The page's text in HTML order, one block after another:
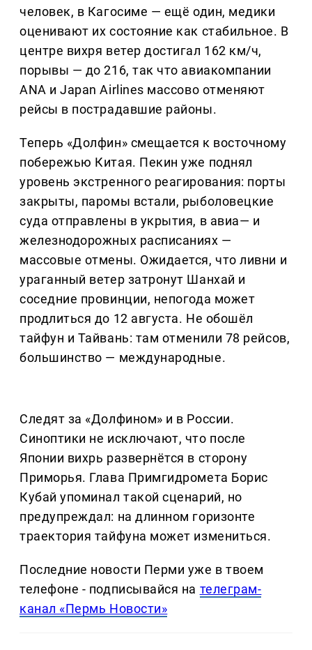
человек, в Кагосиме — ещё один, медики
оценивают их состояние как стабильное. В
центре вихря ветер достигал 162 км/ч,
порывы — до 216, так что авиакомпании
ANA и Japan Airlines массово отменяют
рейсы в пострадавшие районы.
Теперь «Долфин» смещается к восточному
побережью Китая. Пекин уже поднял
уровень экстренного реагирования: порты
закрыты, паромы встали, рыболовецкие
суда отправлены в укрытия, в авиа— и
железнодорожных расписаниях —
массовые отмены. Ожидается, что ливни и
ураганный ветер затронут Шанхай и
соседние провинции, непогода может
продлиться до 12 августа. Не обошёл
тайфун и Тайвань: там отменили 78 рейсов,
большинство — международные.
Следят за «Долфином» и в России.
Синоптики не исключают, что после
Японии вихрь развернётся в сторону
Приморья. Глава Примгидромета Борис
Кубай упоминал такой сценарий, но
предупреждал: на длинном горизонте
траектория тайфуна может измениться.
Последние новости Перми уже в твоем
телефоне - подписывайся на телеграм-
канал «Пермь Новости»